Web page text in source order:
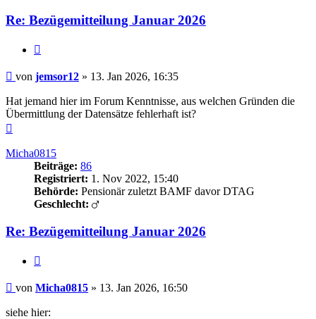
Re: Bezügemitteilung Januar 2026
Beitrag
von jemsor12 » 13. Jan 2026, 16:35
Hat jemand hier im Forum Kenntnisse, aus welchen Gründen die
Übermittlung der Datensätze fehlerhaft ist?
Micha0815
Beiträge: 86
Registriert: 1. Nov 2022, 15:40
Behörde: Pensionär zuletzt BAMF davor DTAG
Geschlecht:
Re: Bezügemitteilung Januar 2026
Beitrag
von Micha0815 » 13. Jan 2026, 16:50
siehe hier: